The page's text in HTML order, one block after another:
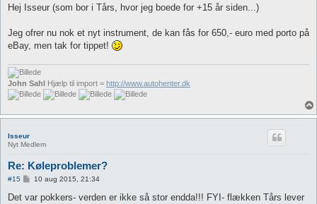
d
g
Hej Isseur (som bor i Tårs, hvor jeg boede for +15 år siden...)
Jeg ofrer nu nok et nyt instrument, de kan fås for 650,- euro med porto på
eBay, men tak for tippet!
John Sahl Hjælp til import = http://www.autohenter.dk
Isseur
Nyt Medlem
Re: Køleproblemer?
#15
d
10 aug 2015, 21:34
Det var pokkers- verden er ikke så stor endda!!! FYI- flækken Tårs lever